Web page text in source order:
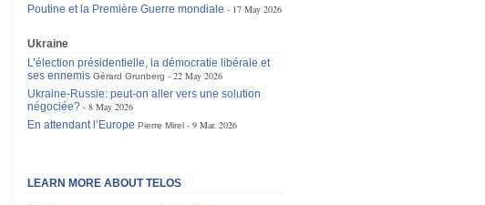
Poutine et la Première Guerre mondiale
17 May 2026
Ukraine
L’élection présidentielle, la démocratie libérale et
ses ennemis Gérard Grunberg
22 May 2026
Ukraine-Russie: peut-on aller vers une solution
négociée?
8 May 2026
En attendant l’Europe Pierre Mirel 9 Mar. 2026
LEARN MORE ABOUT TELOS